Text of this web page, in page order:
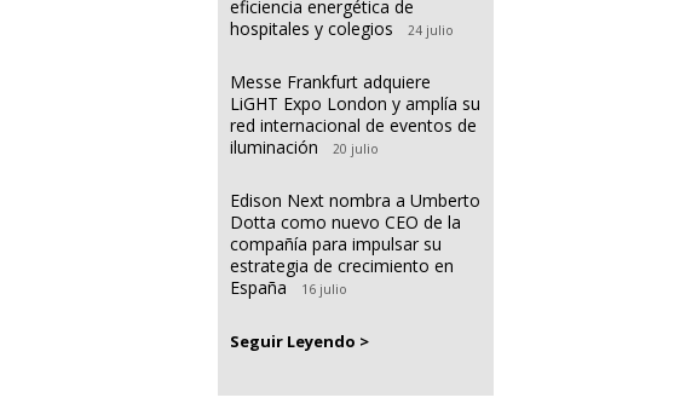
eficiencia energética de
hospitales y colegios
24 julio
Messe Frankfurt adquiere
LiGHT Expo London y amplía su
red internacional de eventos de
iluminación
20 julio
Edison Next nombra a Umberto
Dotta como nuevo CEO de la
compañía para impulsar su
estrategia de crecimiento en
España
16 julio
Seguir Leyendo >